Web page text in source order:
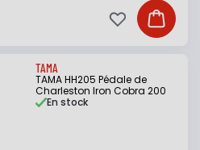
Ajouter
Ajouter à ma
TAMA
TAMA HH205 Pédale de
Charleston Iron Cobra 200
En stock